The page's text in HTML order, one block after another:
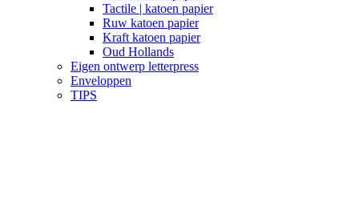
Tactile | katoen papier
Ruw katoen papier
Kraft katoen papier
Oud Hollands
Eigen ontwerp letterpress
Enveloppen
TIPS